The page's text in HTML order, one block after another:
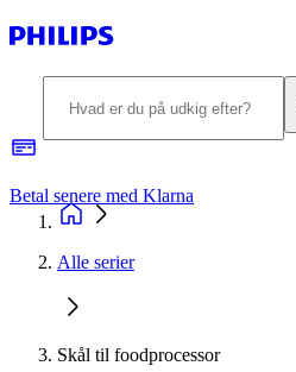
Betal senere med Klarna
Alle serier
Skål til foodprocessor